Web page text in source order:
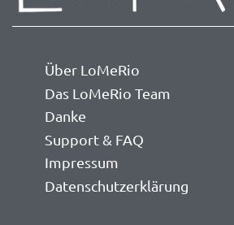
Über LoMeRio
Das LoMeRio Team
Danke
Support & FAQ
Impressum
Datenschutzerklärung